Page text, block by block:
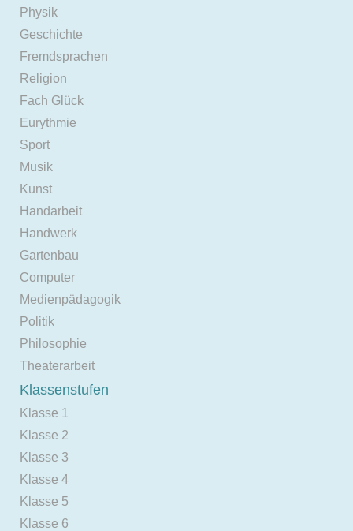
Physik
Geschichte
Fremdsprachen
Religion
Fach Glück
Eurythmie
Sport
Musik
Kunst
Handarbeit
Handwerk
Gartenbau
Computer
Medienpädagogik
Politik
Philosophie
Theaterarbeit
Klassenstufen
Klasse 1
Klasse 2
Klasse 3
Klasse 4
Klasse 5
Klasse 6